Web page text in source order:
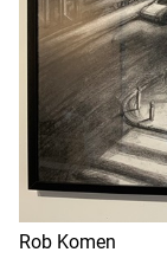
Rob Komen